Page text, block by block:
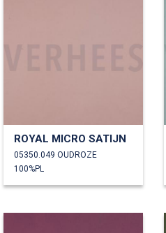
ROYAL MICRO SATIJN
05350.049 OUDROZE
100%PL